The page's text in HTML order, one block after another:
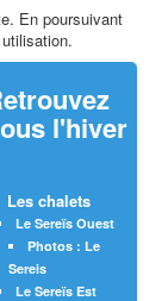
En poursuivant
l'hiver
Les chalets
Le Sereïs Ouest
Photos : Le
Sereis
Le Sereïs Est